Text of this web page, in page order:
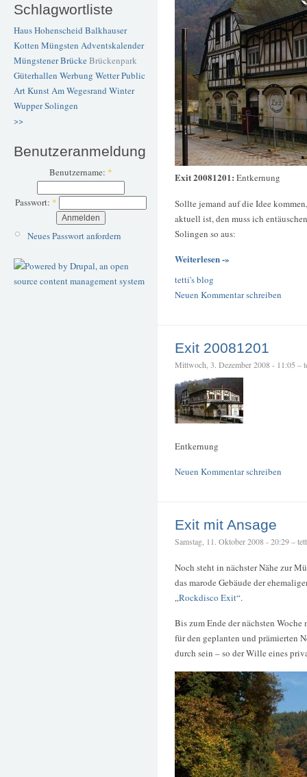
Schlagwortliste
Haus Hohenscheid Balkhauser
Kotten Müngsten Adventskalender
Müngstener BrückeBrückenpark
Güterhallen Werbung WetterPublic
ArtKunstAm Wegesrand Winter
WupperSolingen
>>
Benutzeranmeldung
Benutzername: *
Passwort: *
Neues Passwort anfordern
Exit 20081201: Entkernung
Sollte jemand auf die Idee
aktuell ist, den muss ich
Solingen so aus:
Weiterlesen -»
tetti's blog
Neuen Kommentar schreiben
Exit 20081201
Mittwoch, 3. Dezember 2008 - 11:05 –
Entkernung
Neuen Kommentar schreiben
Exit mit Ansage
Samstag, 11. Oktober 2008 - 20:29 –
Noch steht in nächster Nähe zur
das marode Gebäude der
„Rockdisco Exit“.
Bis zum Ende der nächsten
für den geplanten und prämierten
durch sein – so der Wille eines